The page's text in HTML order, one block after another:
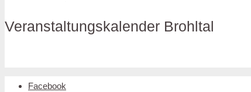
Veranstaltungskalender Brohltal
Facebook